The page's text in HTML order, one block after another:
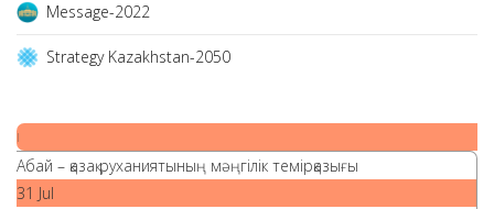
Message-2022
Strategy Kazakhstan-2050
Абай – қазақ руханиятының мәңгілік темірқазығы
31 Jul